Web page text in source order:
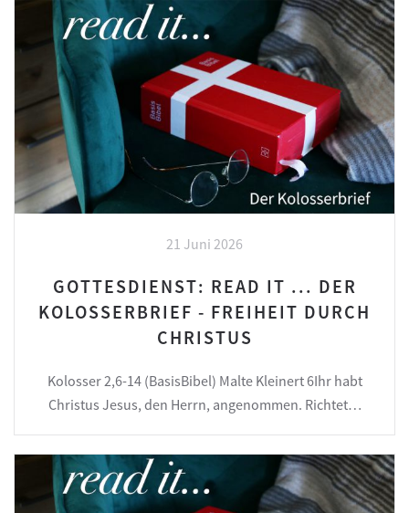
21 Juni 2026
GOTTESDIENST: READ IT ... DER
KOLOSSERBRIEF - FREIHEIT DURCH
CHRISTUS
Kolosser 2,6-14 (BasisBibel) Malte Kleinert 6Ihr habt
Christus Jesus, den Herrn, angenommen. Richtet…